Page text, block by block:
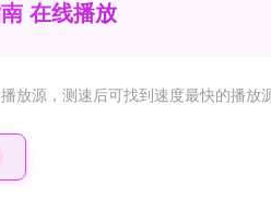
在线播放
放源 ，测速后可找到速度最快的播放